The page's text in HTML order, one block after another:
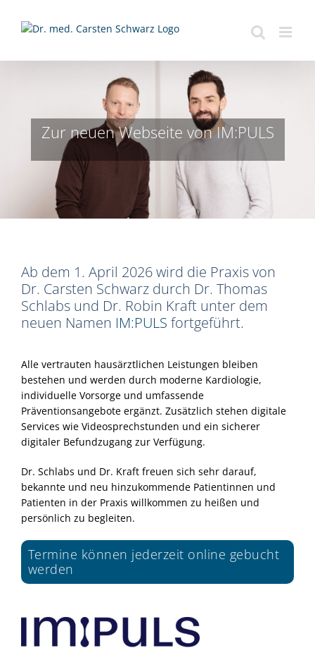
Inhalt
Zur neuen Webseite von IM:PULS
Ab dem 1. April 2026 wird die Praxis von
Dr. Carsten Schwarz durch Dr. Thomas
Schlabs und Dr. Robin Kraft unter dem
neuen Namen IM:PULS fortgeführt.
Alle vertrauten hausärztlichen Leistungen bleiben
bestehen und werden durch moderne Kardiologie,
individuelle Vorsorge und umfassende
Präventionsangebote ergänzt. Zusätzlich stehen digitale
Services wie Videosprechstunden und ein sicherer
digitaler Befundzugang zur Verfügung.
Dr. Schlabs und Dr. Kraft freuen sich sehr darauf,
bekannte und neu hinzukommende Patientinnen und
Patienten in der Praxis willkommen zu heißen und
persönlich zu begleiten.
Termine können jederzeit online gebucht
werden